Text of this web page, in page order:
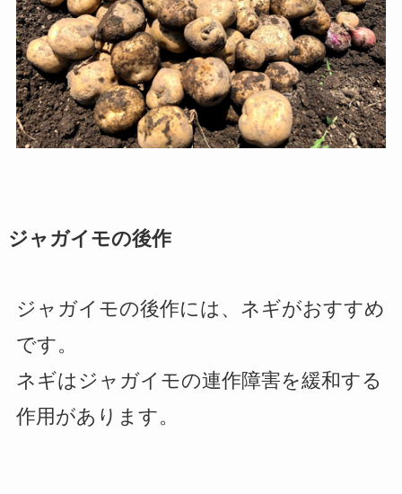
ジャガイモの後作
ジャガイモの後作には、ネギがおすすめ
です。
ネギはジャガイモの連作障害を緩和する
作用があります。